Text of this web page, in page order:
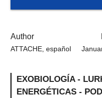
Author
ATTACHE, español
EXOBIOLOGÍA -
ENERGÉTICAS -